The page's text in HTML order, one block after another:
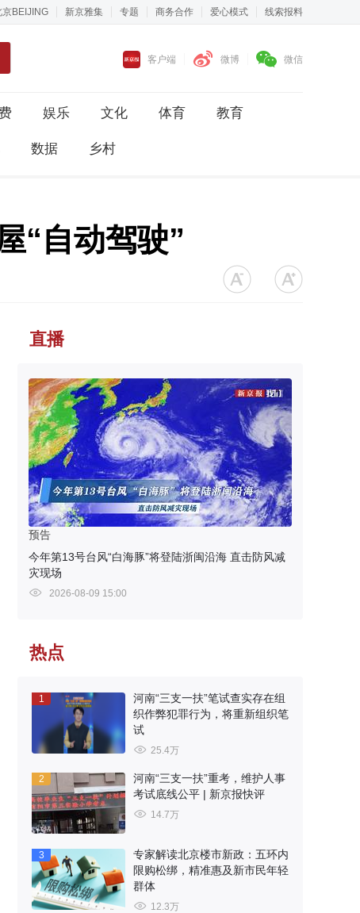
京BEIJING 新京雅集 专题 商务合作 爱心模式 线索报料
客户端 微博 微信
娱乐 文化 体育 教育
数据 乡村
“自动驾驶”
直播
预告
今年第13号台风“白海豚”将登陆浙闽沿海 直击防风减
灾现场
2026-08-09 15:00
热点
1
河南“三支一扶”笔试查实存在组
织作弊犯罪行为，将重新组织笔
试
25.4万
2
河南“三支一扶”重考，维护人事
考试底线公平 | 新京报快评
14.7万
3
专家解读北京楼市新政：五环内
限购松绑，精准惠及新市民年轻
群体
12.3万